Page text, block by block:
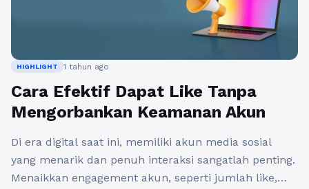
HIGHLIGHT 1 tahun ago
Cara Efektif Dapat Like Tanpa
Mengorbankan Keamanan Akun
Di era digital saat ini, memiliki akun media sosial
yang menarik dan penuh interaksi sangatlah penting.
Menaikkan engagement akun, seperti jumlah like,